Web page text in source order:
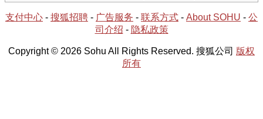
支付中心 - 搜狐招聘 - 广告服务 - 联系方式 - About SOHU - 公
司介绍 - 隐私政策
Copyright © 2026 Sohu All Rights Reserved. 搜狐公司 版权
所有